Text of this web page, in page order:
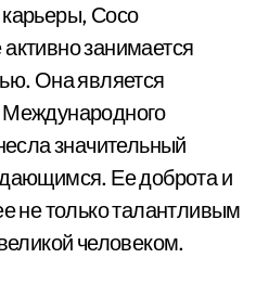
Сосо
занимается
Она является
значительный
Ее доброта и
не только талантливым
человеком.